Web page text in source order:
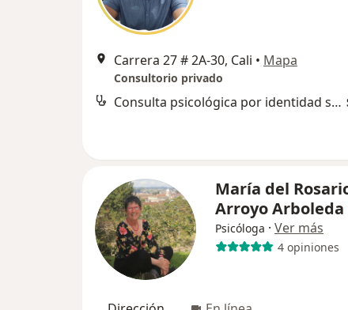
Carrera 27 # 2A-30, Cali • Mapa
Consultorio privado
Consulta psicológica por identidad sexual
María del
Arroyo Arboleda
Psicóloga · Ver más
4 opiniones